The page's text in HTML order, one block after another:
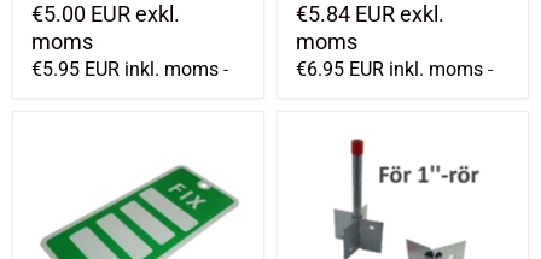
€5.00 EURexkl.
moms
€5.95 EUR inkl. moms -
€5.84 EURexkl.
moms
€6.95 EUR inkl. moms -
Stödvingar för 1 tum rör